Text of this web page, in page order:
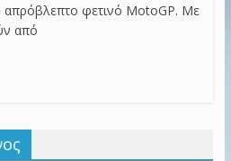
απρόβλεπτο φετινό MotoGP. Με
από